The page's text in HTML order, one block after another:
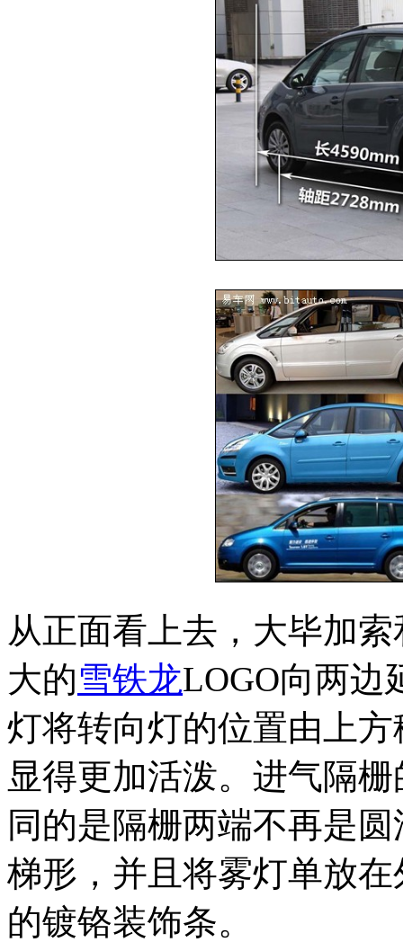
从正面看上去，大毕加
大的雪铁龙LOGO向两边
灯将转向灯的位置由上
显得更加活泼。进气隔
同的是隔栅两端不再是
梯形，并且将雾灯单放
的镀铬装饰条。